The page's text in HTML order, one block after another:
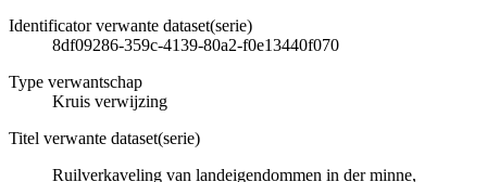
Identificator verwante dataset(serie)
8df09286-359c-4139-80a2-f0e13440f070
Type verwantschap
Kruis verwijzing
Titel verwante dataset(serie)
Ruilverkaveling van landeigendommen in der minne,